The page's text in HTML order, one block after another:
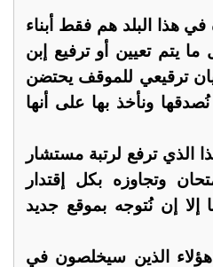
هذا البلد هم فقط أبناء
يتم تعيين أو ترفيع إبن
ترقيعي للموقف يحتضن
ونأخذ بها على أنها
الذي ترفع لرتبة مستشار
وتجاوزه بكل إقتدار
إلا إن نُتوجه بموقع جديد
الذين سيخلصون في